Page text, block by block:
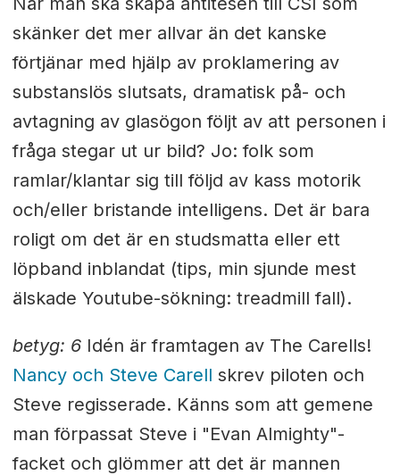
skänker det mer allvar än det kanske
förtjänar med hjälp av proklamering av
substanslös slutsats, dramatisk på- och
avtagning av glasögon följt av att personen i
fråga stegar ut ur bild? Jo: folk som
ramlar/klantar sig till följd av kass motorik
och/eller bristande intelligens. Det är bara
roligt om det är en studsmatta eller ett
löpband inblandat (tips, min sjunde mest
älskade Youtube-sökning: treadmill fall).
betyg: 6Idén är framtagen av The Carells!
Nancy och Steve Carell skrev piloten och
Steve regisserade. Känns som att gemene
man förpassat Steve i "Evan Almighty"-
facket och glömmer att det är mannen